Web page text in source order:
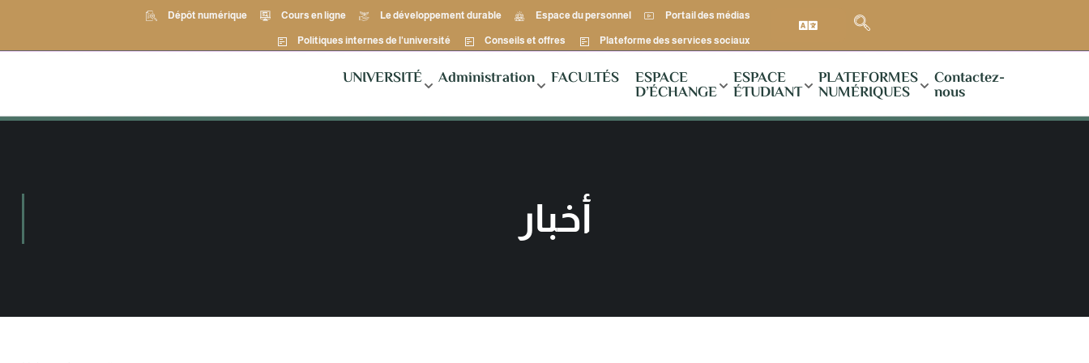
Dépôt numérique Cours en ligne Le développement durable Espace du personnel Portail des médias
Politiques internes de l'université Conseils et offres Plateforme des services sociaux
UNIVERSITÉ Administration FACULTÉS ESPACE
D’ÉCHANGE
ESPACE
ÉTUDIANT
PLATEFORMES
NUMÉRIQUES
Contactez-
nous
أخبار